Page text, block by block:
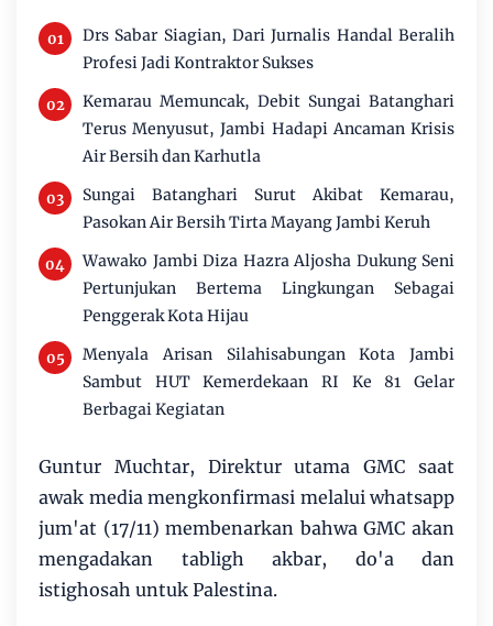
Drs Sabar Siagian, Dari Jurnalis Handal Beralih
Profesi Jadi Kontraktor Sukses
Kemarau Memuncak, Debit Sungai Batanghari
Terus Menyusut, Jambi Hadapi Ancaman Krisis
Air Bersih dan Karhutla
Sungai Batanghari Surut Akibat Kemarau,
Pasokan Air Bersih Tirta Mayang Jambi Keruh
Wawako Jambi Diza Hazra Aljosha Dukung Seni
Pertunjukan Bertema Lingkungan Sebagai
Penggerak Kota Hijau
Menyala Arisan Silahisabungan Kota Jambi
Sambut HUT Kemerdekaan RI Ke 81 Gelar
Berbagai Kegiatan
Guntur Muchtar, Direktur utama GMC saat
awak media mengkonfirmasi melalui whatsapp
jum'at (17/11) membenarkan bahwa GMC akan
mengadakan tabligh akbar, do'a dan
istighosah untuk Palestina.